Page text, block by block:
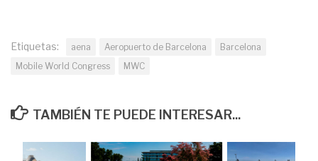
Etiquetas: aena Aeropuerto de Barcelona
Barcelona
Mobile World Congress
MWC
TAMBIÉN TE PUEDE INTERESAR...